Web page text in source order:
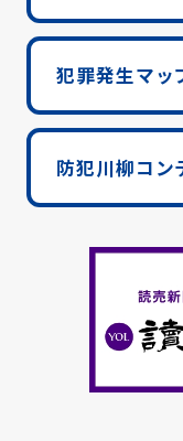
犯罪発生マッ
防犯川柳コン